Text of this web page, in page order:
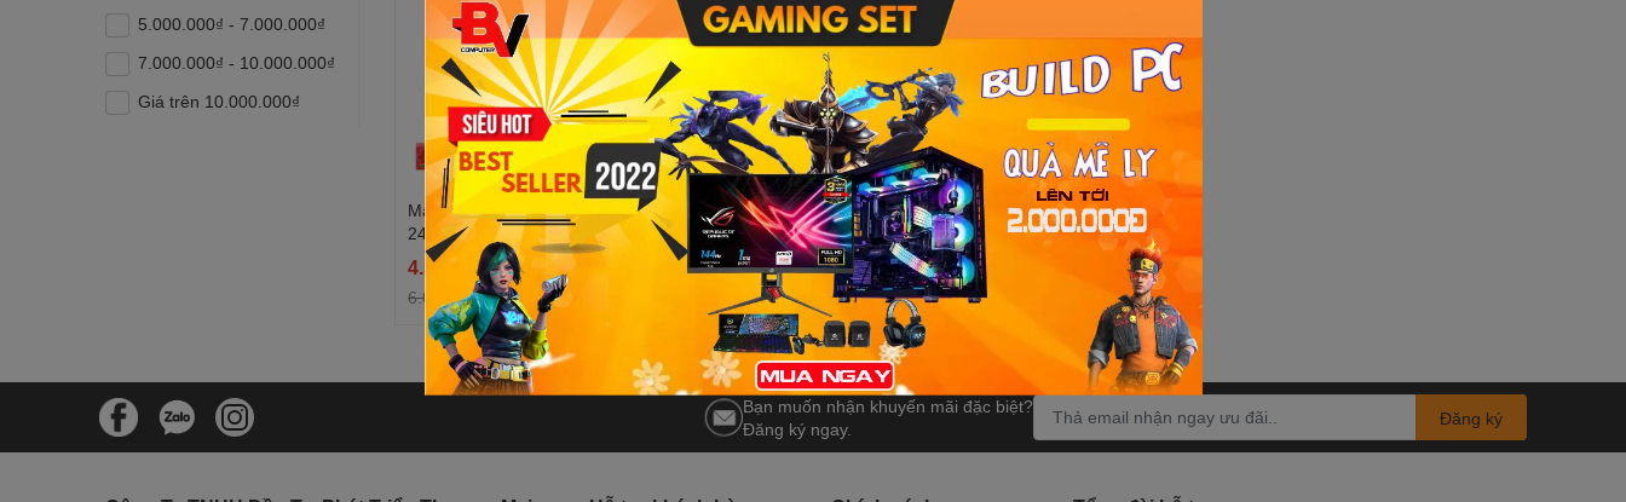
5.000.000₫ - 7.000.000₫
7.000.000₫ - 10.000.000₫
Giá trên 10.000.000₫
Màn hình máy tính LG
24GN650-B 24 inch FHD IPS
144Hz
4.550.000₫
6.000.000₫ -25%
Màn hình máy tính LG
24MP60G-B 23.8 inch FHD IPS
3.590.000₫
4.550.000₫ -22%
Bạn muốn nhận khuyến mãi đặc biệt?
Đăng ký ngay.
Đăng ký